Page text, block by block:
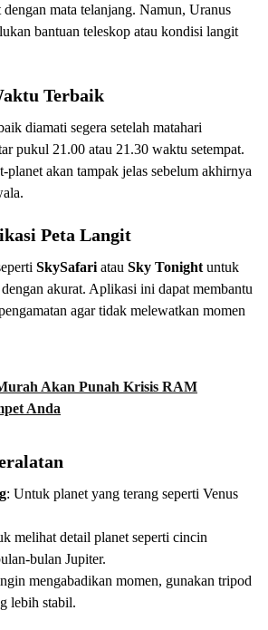
mata telanjang. Namun, Uranus
bantuan teleskop atau kondisi langit
Terbaik
diamati segera setelah matahari
pukul 21.00 atau 21.30 waktu setempat.
planet akan tampak jelas sebelum akhirnya
Peta Langit
SkySafari atau Sky Tonight untuk
akurat. Aplikasi ini dapat membantu
agar tidak melewatkan momen
Akan Punah Krisis RAM
Anda
: Untuk planet yang terang seperti Venus
melihat detail planet seperti cincin
bulan Jupiter.
mengabadikan momen, gunakan tripod
lebih stabil.